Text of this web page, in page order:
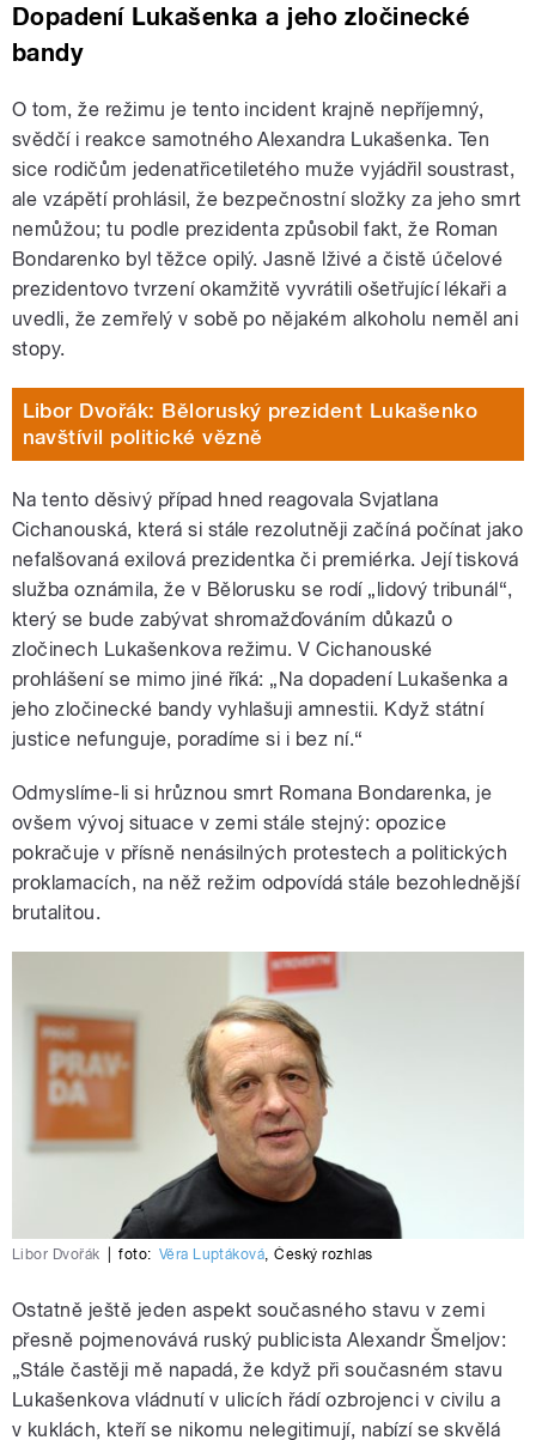
Dopadení Lukašenka a jeho zločinecké
bandy
O tom, že režimu je tento incident krajně nepříjemný,
svědčí i reakce samotného Alexandra Lukašenka. Ten
sice rodičům jedenatřicetiletého muže vyjádřil soustrast,
ale vzápětí prohlásil, že bezpečnostní složky za jeho smrt
nemůžou; tu podle prezidenta způsobil fakt, že Roman
Bondarenko byl těžce opilý. Jasně lživé a čistě účelové
prezidentovo tvrzení okamžitě vyvrátili ošetřující lékaři a
uvedli, že zemřelý v sobě po nějakém alkoholu neměl ani
stopy.
Libor Dvořák: Běloruský prezident Lukašenko
navštívil politické vězně
Na tento děsivý případ hned reagovala Svjatlana
Cichanouská, která si stále rezolutněji začíná počínat jako
nefalšovaná exilová prezidentka či premiérka. Její tisková
služba oznámila, že v Bělorusku se rodí „lidový tribunál“,
který se bude zabývat shromažďováním důkazů o
zločinech Lukašenkova režimu. V Cichanouské
prohlášení se mimo jiné říká: „Na dopadení Lukašenka a
jeho zločinecké bandy vyhlašuji amnestii. Když státní
justice nefunguje, poradíme si i bez ní.“
Odmyslíme-li si hrůznou smrt Romana Bondarenka, je
ovšem vývoj situace v zemi stále stejný: opozice
pokračuje v přísně nenásilných protestech a politických
proklamacích, na něž režim odpovídá stále bezohlednější
brutalitou.
Libor Dvořák foto: Věra Luptáková,Český rozhlas
Ostatně ještě jeden aspekt současného stavu v zemi
přesně pojmenovává ruský publicista Alexandr Šmeljov:
„Stále častěji mě napadá, že když při současném stavu
Lukašenkova vládnutí v ulicích řádí ozbrojenci v civilu a
v kuklách, kteří se nikomu nelegitimují, nabízí se skvělá